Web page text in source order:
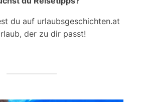
du auf urlaubsgeschichten.at
der zu dir passt!